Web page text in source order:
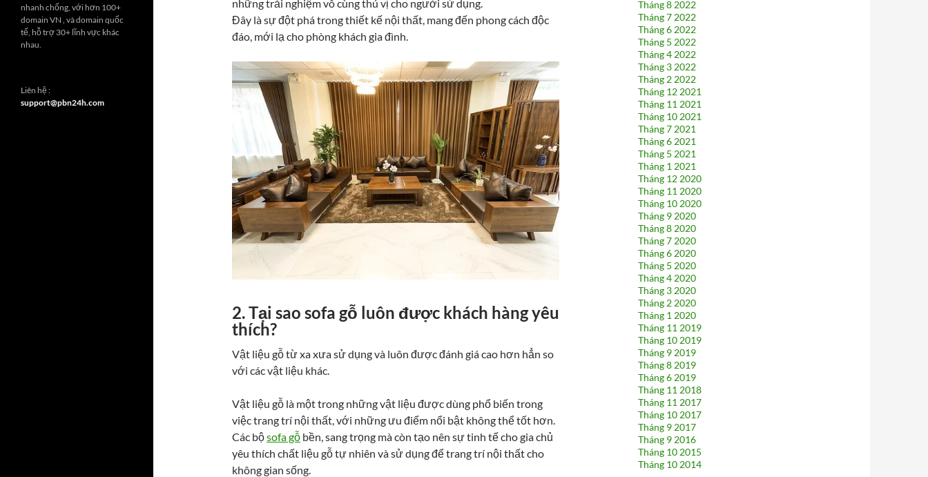
những trải nghiệm vô cùng thú vị cho người sử dụng.
Đây là sự đột phá trong thiết kế nội thất, mang đến phong cách độc
đáo, mới lạ cho phòng khách gia đình.
2. Tại sao sofa gỗ luôn được khách hàng yêu
thích?
Vật liệu gỗ từ xa xưa sử dụng và luôn được đánh giá cao hơn hẳn so
với các vật liệu khác.
Vật liệu gỗ là một trong những vật liệu được dùng phổ biến trong
việc trang trí nội thất, với những ưu điểm nổi bật không thể tốt hơn.
Các bộsofa gỗ bền, sang trọng mà còn tạo nên sự tinh tế cho gia chủ
yêu thích chất liệu gỗ tự nhiên và sử dụng để trang trí nội thất cho
không gian sống.
Tháng 8 2022
Tháng 7 2022
Tháng 6 2022
Tháng 5 2022
Tháng 4 2022
Tháng 3 2022
Tháng 2 2022
Tháng 12 2021
Tháng 11 2021
Tháng 10 2021
Tháng 7 2021
Tháng 6 2021
Tháng 5 2021
Tháng 1 2021
Tháng 12 2020
Tháng 11 2020
Tháng 10 2020
Tháng 9 2020
Tháng 8 2020
Tháng 7 2020
Tháng 6 2020
Tháng 5 2020
Tháng 4 2020
Tháng 3 2020
Tháng 2 2020
Tháng 1 2020
Tháng 11 2019
Tháng 10 2019
Tháng 9 2019
Tháng 8 2019
Tháng 6 2019
Tháng 11 2018
Tháng 11 2017
Tháng 10 2017
Tháng 9 2017
Tháng 9 2016
Tháng 10 2015
Tháng 10 2014
nhanh chống, với hơn 100+
domain VN , và domain quốc
tế, hỗ trợ 30+ lĩnh vực khác
nhau.
Liên hệ :
support@pbn24h.com